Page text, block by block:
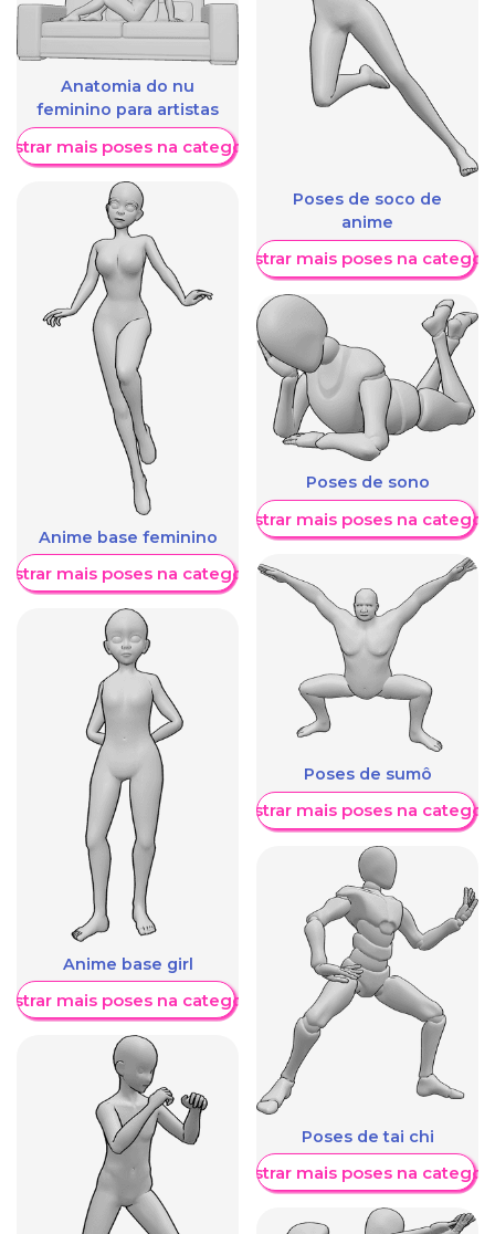
Anatomia do nu
feminino para artistas
mais poses na categoria
Anime base feminino
mais poses na categoria
Anime base girl
mais poses na categoria
Poses de soco de
anime
Mostrar mais poses na
Poses de sono
Mostrar mais poses na
Poses de sumô
Mostrar mais poses na
Poses de tai chi
Mostrar mais poses na